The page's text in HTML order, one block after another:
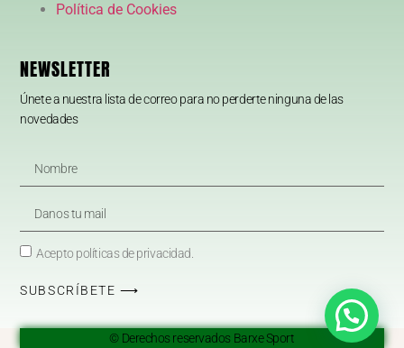
Política de Cookies
NEWSLETTER
Únete a nuestra lista de correo para no perderte ninguna de las
novedades
Acepto políticas de privacidad.
SUBSCRÍBETE ⟶
© Derechos reservados Barxe Sport